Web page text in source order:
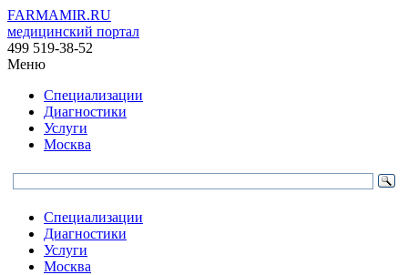
FARMAMIR.RU
медицинский портал
499 519-38-52
Меню
Специализации
Диагностики
Услуги
Москва
Специализации
Диагностики
Услуги
Москва